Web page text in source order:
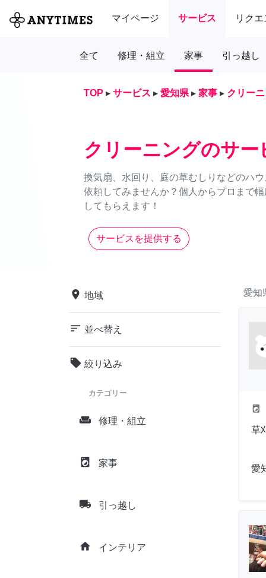
マイページ サービス リク
全て 修理・組立 家事 引っ越し
TOP ▸ サービス ▸ 愛知県 ▸ 家事 ▸ クリー
クリーニングのサー
換気扇、水回り、庭の草むしりなどのハ
依頼してみませんか？個人からプロまで
してもらえます！
サービスを提供する
place 地域
sort 並べ替え
local_offer 絞り込み
カテゴリー
weekend 修理・組立
local_laundry_service 家事
local_shipping 引っ越し
home インテリア
愛知
local_laundry_service
草
愛